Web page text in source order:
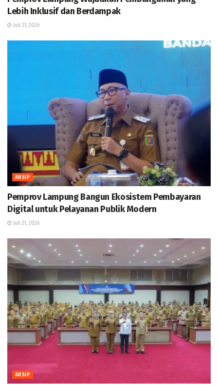
Lebih Inklusif dan Berdampak
Juli 21, 2026
ARSIP
Pemprov Lampung Bangun Ekosistem Pembayaran
Digital untuk Pelayanan Publik Modern
Juli 21, 2026
ARSIP